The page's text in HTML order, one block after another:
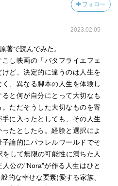
フォロー
2023.02.05
著で読んでみた。
し映画の「バタフライエフェ
ど、決定的に違うのは人生を
、異なる脚本の人生を体験し
と何が自分にとって大切なも
ただそうした大切なものを寄
に入ったとしても、その人生
たとしたら。経験と選択によ
論的にパラレルワールドでそ
して無限の可能性に満ちた人
公の"Nora"が作る人生はひと
的な幸せな要素(愛する家族、